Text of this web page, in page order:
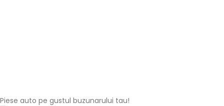
Piese auto pe gustul buzunarului tau!